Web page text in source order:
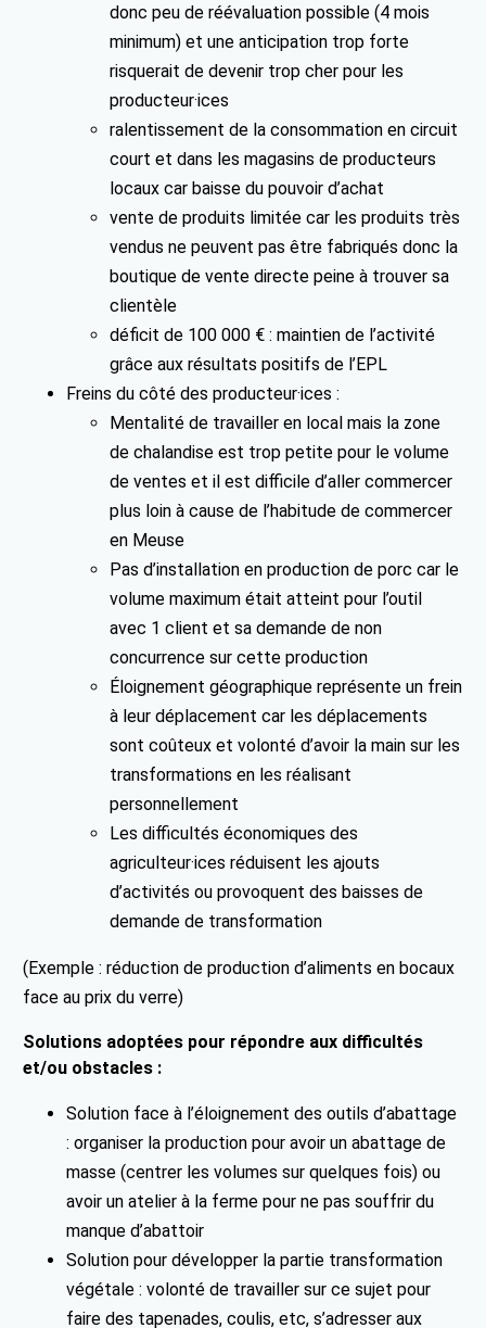
donc peu de réévaluation possible (4 mois
minimum) et une anticipation trop forte
risquerait de devenir trop cher pour les
producteur·ices
ralentissement de la consommation en circuit
court et dans les magasins de producteurs
locaux car baisse du pouvoir d’achat
vente de produits limitée car les produits très
vendus ne peuvent pas être fabriqués donc la
boutique de vente directe peine à trouver sa
clientèle
déficit de 100 000 € : maintien de l’activité
grâce aux résultats positifs de l’EPL
Freins du côté des producteur·ices :
Mentalité de travailler en local mais la zone
de chalandise est trop petite pour le volume
de ventes et il est difficile d’aller commercer
plus loin à cause de l’habitude de commercer
en Meuse
Pas d’installation en production de porc car le
volume maximum était atteint pour l’outil
avec 1 client et sa demande de non
concurrence sur cette production
Éloignement géographique représente un frein
à leur déplacement car les déplacements
sont coûteux et volonté d’avoir la main sur les
transformations en les réalisant
personnellement
Les difficultés économiques des
agriculteur·ices réduisent les ajouts
d’activités ou provoquent des baisses de
demande de transformation
(Exemple : réduction de production d’aliments en bocaux
face au prix du verre)
Solutions adoptées pour répondre aux difficultés
et/ou obstacles :
Solution face à l’éloignement des outils d’abattage
: organiser la production pour avoir un abattage de
masse (centrer les volumes sur quelques fois) ou
avoir un atelier à la ferme pour ne pas souffrir du
manque d’abattoir
Solution pour développer la partie transformation
végétale : volonté de travailler sur ce sujet pour
faire des tapenades, coulis, etc, s’adresser aux